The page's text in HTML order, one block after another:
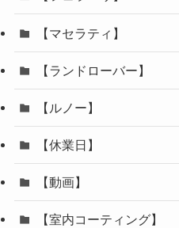
【マセラティ】
【ランドローバー】
【ルノー】
【休業日】
【動画】
【室内コーティング】